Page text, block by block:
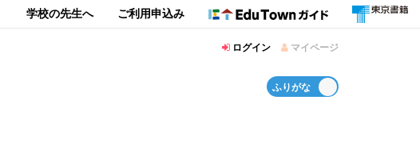
学校の先生へ ご利用申込み
ログイン マイページ